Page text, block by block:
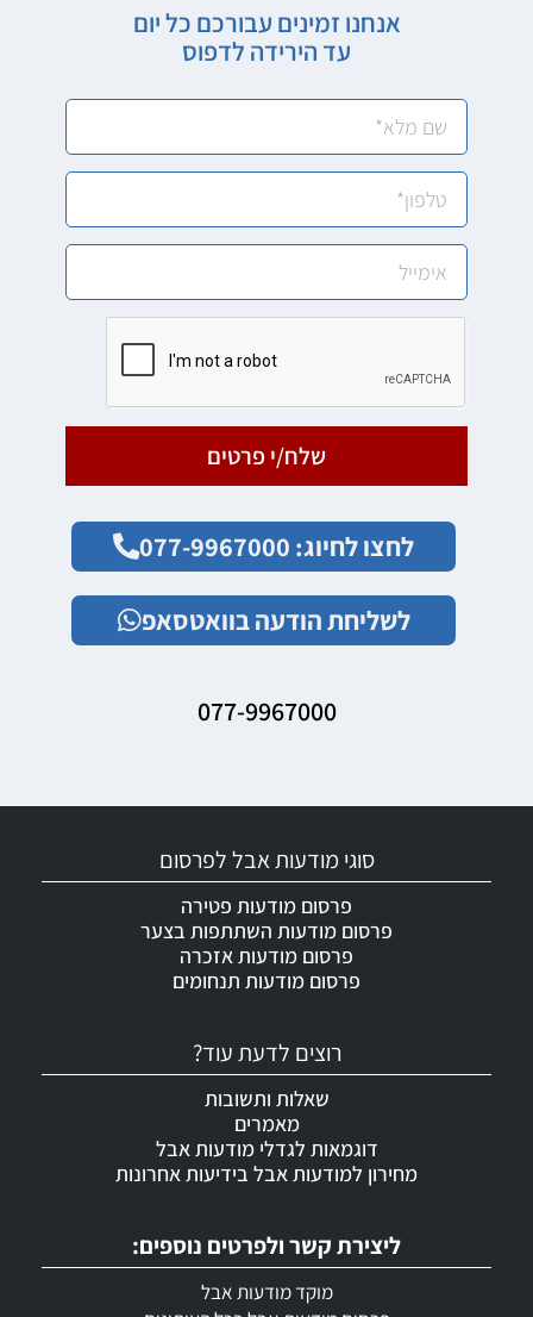
אנחנו זמינים עבורכם כל יום
עד הירידה לדפוס
שלח/י פרטים
לחצו לחיוג: 077-9967000
לשליחת הודעה בוואטסאפ
077-9967000
ליצירת קשר ולפרטים נוספים:
מוקד מודעות אבל
רוצים לדעת עוד?
שאלות ותשובות
מאמרים
דוגמאות לגדלי מודעות אבל
מחירון למודעות אבל בידיעות אחרונות
סוגי מודעות אבל לפרסום
פרסום מודעות פטירה
פרסום מודעות השתתפות בצער
פרסום מודעות אזכרה
פרסום מודעות תנחומים